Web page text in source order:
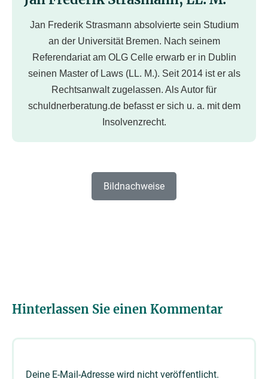
Jan Frederik Strasmann absolvierte sein Studium
an der Universität Bremen. Nach seinem
Referendariat am OLG Celle erwarb er in Dublin
seinen Master of Laws (LL. M.). Seit 2014 ist er als
Rechtsanwalt zugelassen. Als Autor für
schuldnerberatung.de befasst er sich u. a. mit dem
Insolvenzrecht.
Bildnachweise
Hinterlassen Sie einen Kommentar
Deine E-Mail-Adresse wird nicht veröffentlicht.